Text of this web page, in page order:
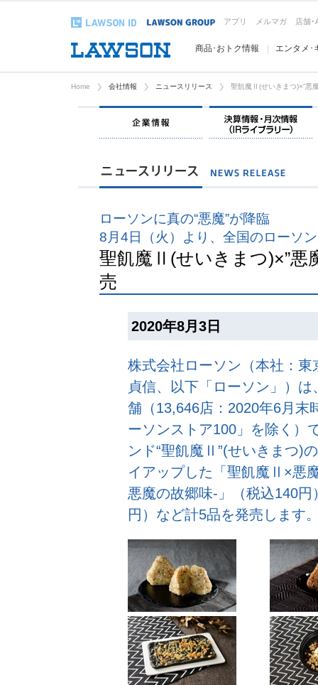
アプリ メルマガ 店舗･
商品･おトク情報 エンタメ･
Home 会社情報 ニュースリリース 聖飢魔Ⅱ(せいきまつ)×”悪
企業情報
ローソンに真の“悪魔”が降臨
8月4日（火）より、全国のローソ
聖飢魔Ⅱ(せいきまつ)×”悪
売
2020年8月3日
株式会社ローソン（本社：
貞信、以下「ローソン」）
舗（13,646店：2020年6月末
ーソンストア100」を除く）
ンド“聖飢魔Ⅱ”(せいきまつ)
イアップした「聖飢魔Ⅱ×悪
悪魔の故郷味-」（税込140
円）など計5品を発売します